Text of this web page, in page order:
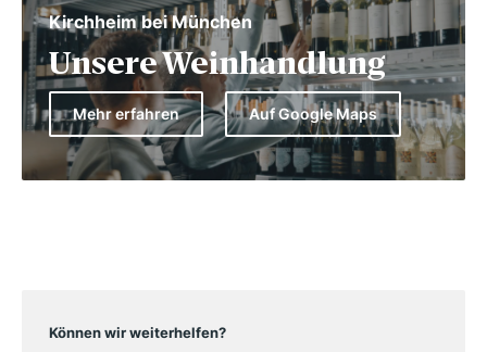
Kirchheim bei München
Unsere Weinhandlung
Mehr erfahren Auf Google Maps
Können wir weiterhelfen?